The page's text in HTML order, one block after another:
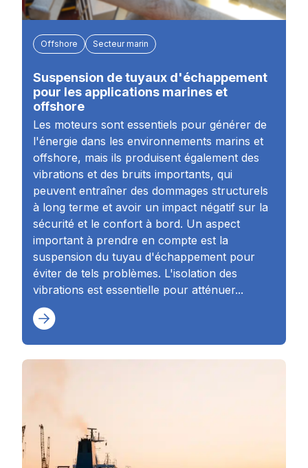
Offshore Secteur marin
Suspension de tuyaux d'échappement
pour les applications marines et
offshore
Les moteurs sont essentiels pour générer de
l'énergie dans les environnements marins et
offshore, mais ils produisent également des
vibrations et des bruits importants, qui
peuvent entraîner des dommages structurels
à long terme et avoir un impact négatif sur la
sécurité et le confort à bord. Un aspect
important à prendre en compte est la
suspension du tuyau d'échappement pour
éviter de tels problèmes. L'isolation des
vibrations est essentielle pour atténuer...